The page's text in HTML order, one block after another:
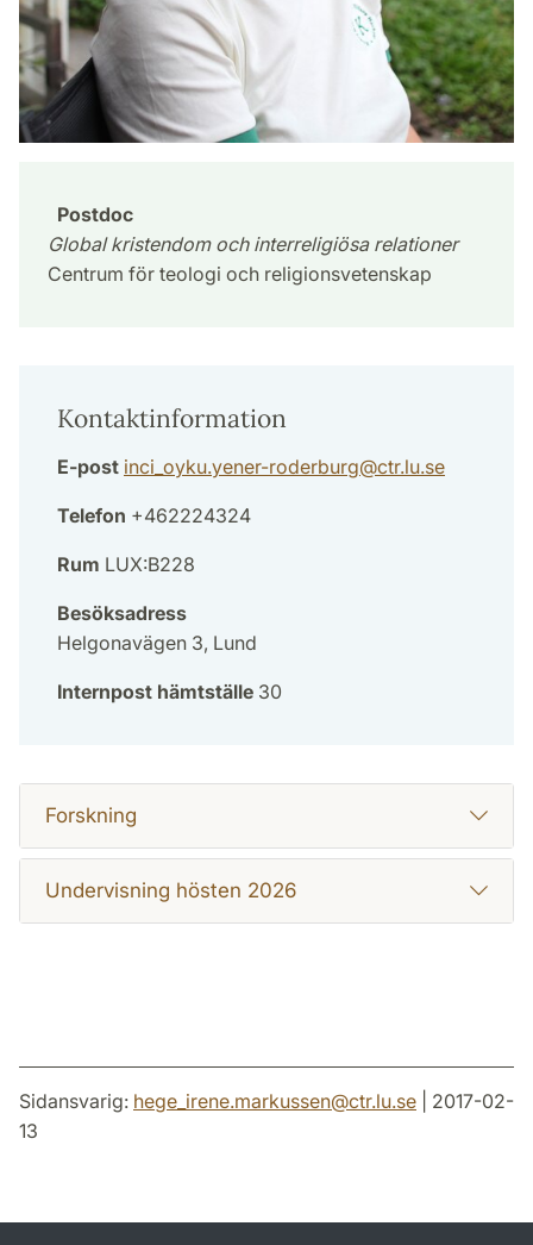
Postdoc
Global kristendom och interreligiösa relationer
Centrum för teologi och religionsvetenskap
Kontaktinformation
E-post inci_oyku.yener-roderburg@ctr.lu.se
Telefon +462224324
Rum LUX:B228
Besöksadress
Helgonavägen 3, Lund
Internpost hämtställe 30
Forskning
Undervisning hösten 2026
Sidansvarig: hege_irene.markussen@ctr.lu.se | 2017-02-
13